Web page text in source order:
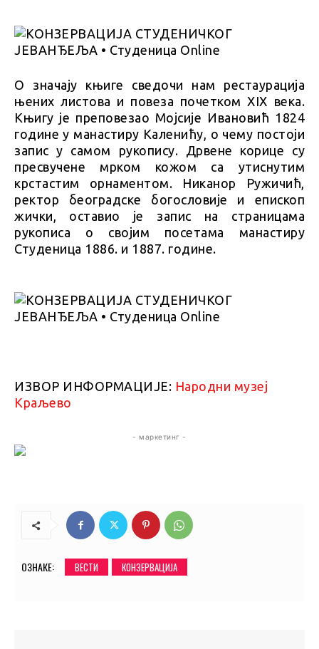
О значају књиге сведочи нам рестаурација
њених листова и повеза почетком XIX века.
Књигу је преповезао Мојсије Ивановић 1824
године у манастиру Каленићу, о чему постоји
запис у самом рукопису. Дрвене корице су
пресвучене мрком кожом са утиснутим
крстастим орнаментом. Никанор Ружичић,
ректор београдске богословије и епископ
жички, оставио је запис на страницама
рукописа о својим посетама манастиру
Студеница 1886. и 1887. године.
ИЗВОР ИНФОРМАЦИЈЕ: Народни музеј
Краљево
- маркетинг -
ОЗНАКЕ: ВЕСТИ КОНЗЕРВАЦИЈА